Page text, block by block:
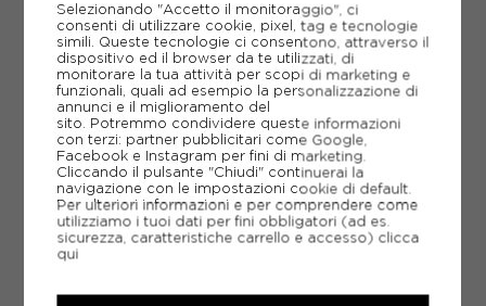
S M L XL
ACQUISTA
-29% 76,97€
109,95€
Selezionando "Accetto il monitoraggio", ci
consenti di utilizzare cookie, pixel, tag e tecnologie
simili. Queste tecnologie ci consentono, attraverso il
dispositivo ed il browser da te utilizzati, di
monitorare la tua attività per scopi di marketing e
funzionali, quali ad esempio la personalizzazione di
annunci e il miglioramento del
sito. Potremmo condividere queste informazioni
con terzi: partner pubblicitari come Google,
Facebook e Instagram per fini di marketing.
Cliccando il pulsante "Chiudi" continuerai la
navigazione con le impostazioni cookie di default.
Per ulteriori informazioni e per comprendere come
utilizziamo i tuoi dati per fini obbligatori (ad es.
sicurezza, caratteristiche carrello e accesso) clicca
qui